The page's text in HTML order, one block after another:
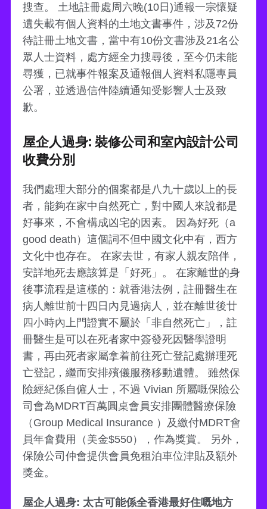
搜查。 土地註冊處周六晚(10日)通報一宗懷疑
遺失載有個人資料的土地文書事件，涉及72份
待註冊土地文書，當中有10份文書涉及21名公
眾人士資料，處方經全力搜尋後，至今仍未能
尋獲，已就事件報案及通報個人資料私隱專員
公署，並透過信件陸續通知受影響人士及致
歉。
屋企人過身: 裝修公司和室內設計公司
收費分別
我們處理大部分的個案都是八九十歲以上的長
者，能夠在家中自然死亡，對中國人來說都是
好事來，不會構成凶宅的因素。 因為好死（a
good death）這個詞不但中國文化中有，西方
文化中也存在。 在家去世，有家人親友陪伴，
安詳地死去應該算是「好死」。 在家離世的身
後事流程是這樣的：就香港法例，註冊醫生在
病人離世前十四日內見過病人，並在離世後廿
四小時內上門證實不屬於「非自然死亡」，註
冊醫生是可以在死者家中簽發死因醫學證明
書，再由死者家屬拿着前往死亡登記處辦理死
亡登記，繼而安排殯儀服務移動遺體。 雖然保
險經紀係自僱人士，不過 Vivian 所屬嘅保險公
司會為MDRT百萬圓桌會員安排團體醫療保險
（Group Medical Insurance ）及繳付MDRT會
員年會費用（美金$550），作為獎賞。 另外，
保險公司仲會提供會員免租泊車位津貼及額外
獎金。
屋企人過身: 太古可能係全香港最好住嘅地方